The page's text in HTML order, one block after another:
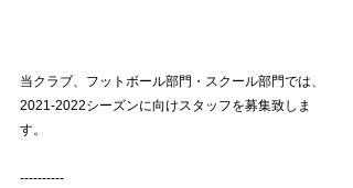
当クラブ、フットボール部門・スクール部門では、
2021-2022シーズンに向けスタッフを募集致しま
す。
----------